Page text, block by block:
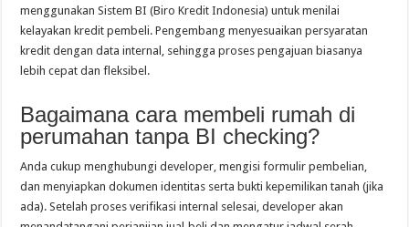
menggunakan Sistem BI (Biro Kredit Indonesia) untuk menilai
kelayakan kredit pembeli. Pengembang menyesuaikan persyaratan
kredit dengan data internal, sehingga proses pengajuan biasanya
lebih cepat dan fleksibel.
Bagaimana cara membeli rumah di
perumahan tanpa BI checking?
Anda cukup menghubungi developer, mengisi formulir pembelian,
dan menyiapkan dokumen identitas serta bukti kepemilikan tanah (jika
ada). Setelah proses verifikasi internal selesai, developer akan